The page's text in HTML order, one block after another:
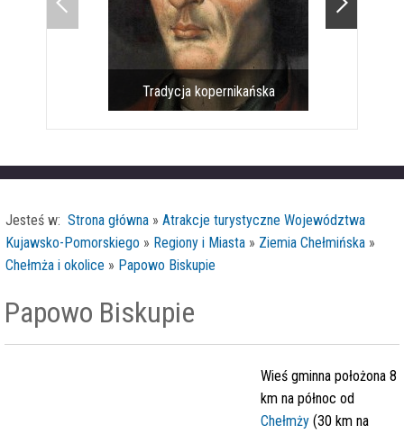
Tradycja kopernikańska
Jesteś w: Strona główna » Atrakcje turystyczne Województwa
Kujawsko-Pomorskiego » Regiony i Miasta » Ziemia Chełmińska »
Chełmża i okolice » Papowo Biskupie
Papowo Biskupie
Wieś gminna położona 8
km na północ od
Chełmży (30 km na